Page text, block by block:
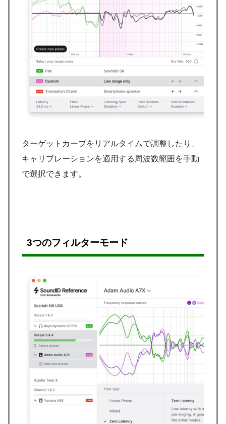
ターゲットカーブをリアルタイムで調整したり、
キャリブレーションを適用する周波数範囲を手動
で選択できます。
3つのフィルターモード